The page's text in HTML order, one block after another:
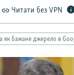
Читати без VPN
як бажане джерело в